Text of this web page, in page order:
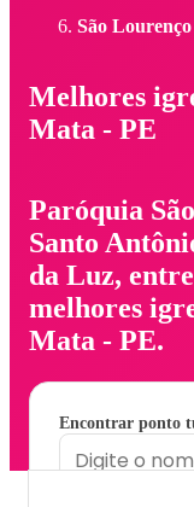
São
Melhores
Mata - PE
Paróquia
Santo
da Luz,
melhores
Mata - PE.
Encontrar ponto